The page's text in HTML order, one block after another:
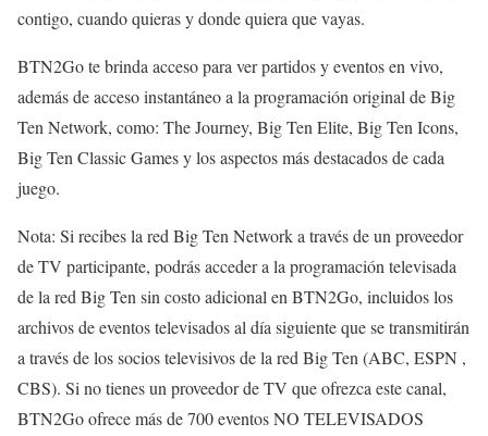
contigo, cuando quieras y donde quiera que vayas.
BTN2Go te brinda acceso para ver partidos y eventos en vivo,
además de acceso instantáneo a la programación original de Big
Ten Network, como: The Journey, Big Ten Elite, Big Ten Icons,
Big Ten Classic Games y los aspectos más destacados de cada
juego.
Nota: Si recibes la red Big Ten Network a través de un proveedor
de TV participante, podrás acceder a la programación televisada
de la red Big Ten sin costo adicional en BTN2Go, incluidos los
archivos de eventos televisados ​​al día siguiente que se transmitirán
a través de los socios televisivos de la red Big Ten (ABC, ESPN ,
CBS). Si no tienes un proveedor de TV que ofrezca este canal,
BTN2Go ofrece más de 700 eventos NO TELEVISADOS